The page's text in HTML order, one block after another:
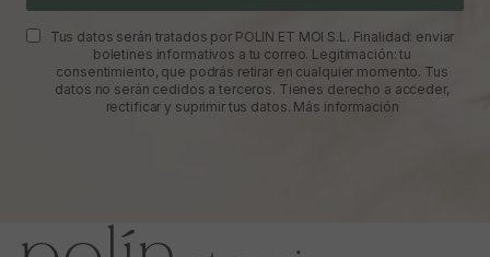
Tus datos serán tratados por POLIN ET MOI S.L. Finalidad: enviar
boletines informativos a tu correo. Legitimación: tu
consentimiento, que podrás retirar en cualquier momento. Tus
datos no serán cedidos a terceros. Tienes derecho a acceder,
rectificar y suprimir tus datos. Más información